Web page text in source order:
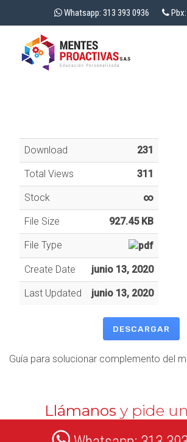
Whatsapp: 313 393 0936
Download 231
Total Views 311
Stock ∞
File Size 927.45 KB
File Type
Create Date junio 13, 2020
Last Updated junio 13, 2020
DESCARGAR
Guía para solucionar complemento del
Llámanos y pide